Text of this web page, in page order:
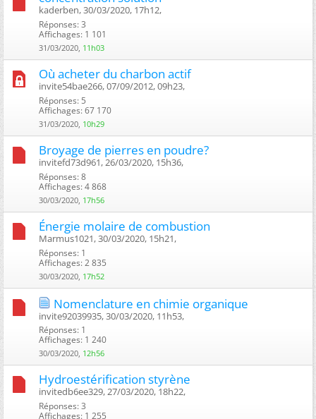
kaderben, 30/03/2020, 17h12, ‎
Réponses: 3
Affichages: 1 101
31/03/2020, 11h03
Où acheter du charbon actif
invite54bae266, 07/09/2012, 09h23, ‎
Réponses: 5
Affichages: 67 170
31/03/2020, 10h29
Broyage de pierres en poudre?
invitefd73d961, 26/03/2020, 15h36, ‎
Réponses: 8
Affichages: 4 868
30/03/2020, 17h56
Énergie molaire de combustion
Marmus1021, 30/03/2020, 15h21, ‎
Réponses: 1
Affichages: 2 835
30/03/2020, 17h52
Nomenclature en chimie organique
invite92039935, 30/03/2020, 11h53, ‎
Réponses: 1
Affichages: 1 240
30/03/2020, 12h56
Hydroestérification styrène
invitedb6ee329, 27/03/2020, 18h22, ‎
Réponses: 3
Affichages: 1 255